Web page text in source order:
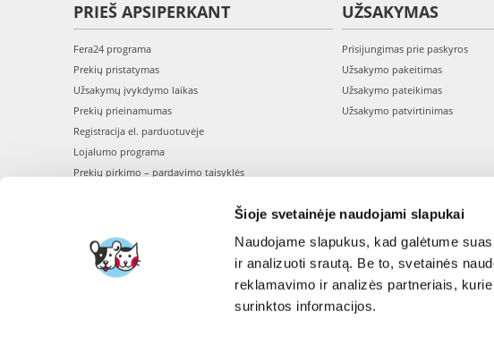
Šioje svetainėje naudojami slapukai
Naudojame slapukus, kad galėtume
ir analizuoti srautą. Be to, svetainės
reklamavimo ir analizės partneriais,
surinktos informacijos.
PRIEŠ APSIPERKANT
Fera24 programa
Prekių pristatymas
Užsakymų įvykdymo laikas
Prekių prieinamumas
Registracija el. parduotuvėje
Lojalumo programa
Prekių pirkimo – pardavimo taisyklės
UŽSAKYMAS
Prisijungimas prie paskyros
Užsakymo pakeitimas
Užsakymo pateikimas
Užsakymo patvirtinimas